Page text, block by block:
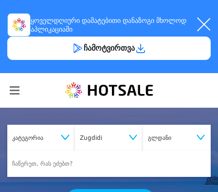
ყოველდღიური დამატებითი დანაზოგი მხოლოდ
აპლიკაციაში
ჩამოტვირთვა
კატეგორია Zugdidi გლდანი